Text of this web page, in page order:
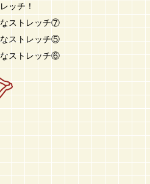
ッチ！
ストレッチ⑦
ストレッチ⑤
ストレッチ⑥